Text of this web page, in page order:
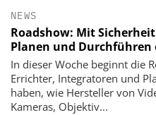
NEWS
Roadshow: Mit
Planen und Durchführen
In dieser Woche beginnt die
Errichter, Integratoren und
haben, wie Hersteller von
Kameras, Objektiv...